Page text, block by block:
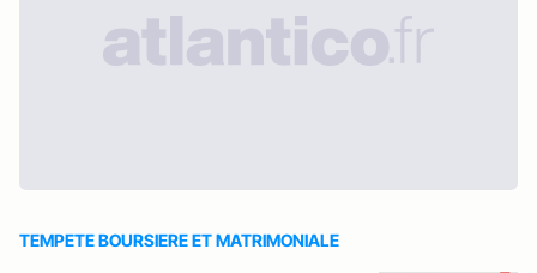
TEMPETE BOURSIERE ET MATRIMONIALE